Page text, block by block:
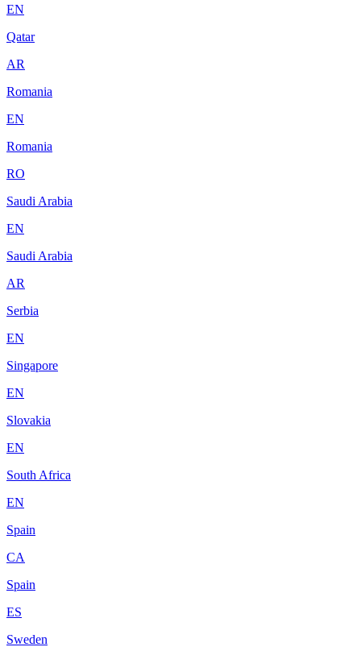
EN
Qatar
AR
Romania
EN
Romania
RO
Saudi Arabia
EN
Saudi Arabia
AR
Serbia
EN
Singapore
EN
Slovakia
EN
South Africa
EN
Spain
CA
Spain
ES
Sweden